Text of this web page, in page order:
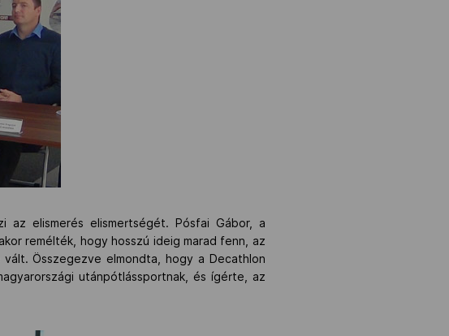
az elismerés elismertségét. Pósfai Gábor, a
remélték, hogy hosszú ideig marad fenn, az
Összegezve elmondta, hogy a Decathlon
utánpótlássportnak, és ígérte, az